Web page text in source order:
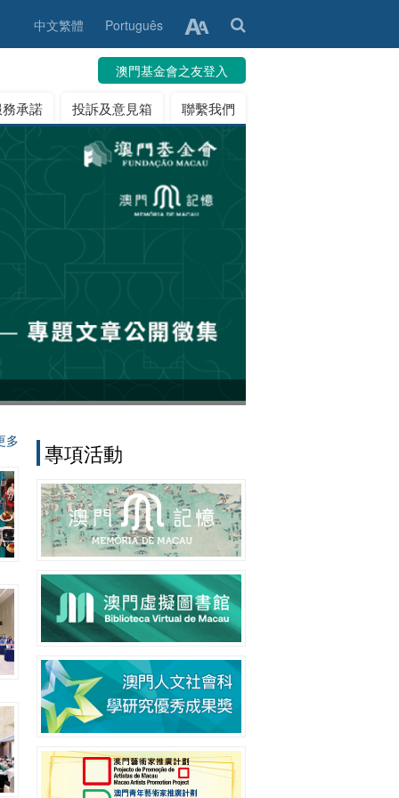
中文繁體 Português
澳門基金會之友登入
承諾 投訴及意見箱 聯繫我們
多 專項活動